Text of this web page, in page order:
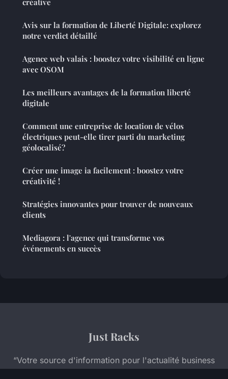
créative
Avis sur la formation de Liberté Digitale: explorez
notre verdict détaillé
Agence web valais : boostez votre visibilité en ligne
avec OSOM
Les meilleurs avantages de la formation liberté
digitale
Comment une entreprise de location de vélos
électriques peut-elle tirer parti du marketing
géolocalisé?
Créer une image ia facilement : boostez votre
créativité !
Stratégies innovantes pour trouver de nouveaux
clients
Mediagora : l'agence qui transforme vos
événements en succès
Just Racks
“Votre source d'information pour l'actualité business